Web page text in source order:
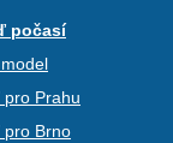
počasí
Prahu
pro Brno